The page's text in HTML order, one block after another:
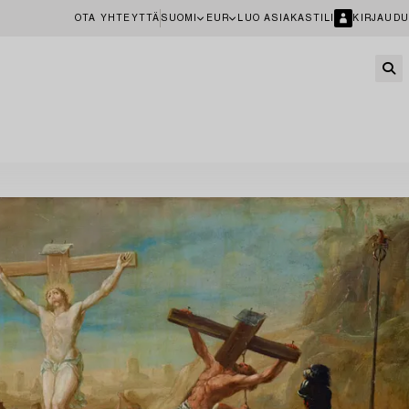
OTA YHTEYTTÄ SUOMI EUR LUO ASIAKASTILI KIRJAUDU